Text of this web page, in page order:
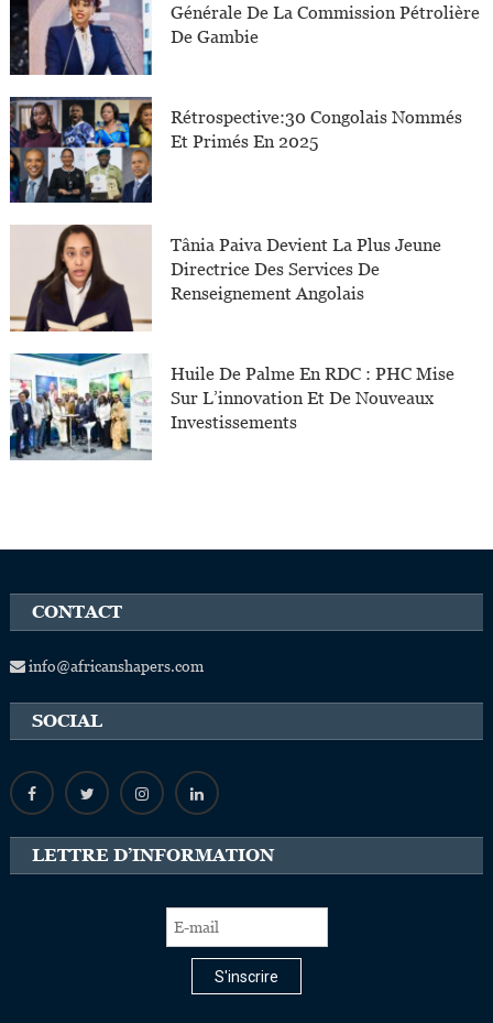
Générale De La Commission Pétrolière
De Gambie
Rétrospective:30 Congolais Nommés
Et Primés En 2025
Tânia Paiva Devient La Plus Jeune
Directrice Des Services De
Renseignement Angolais
Huile De Palme En RDC : PHC Mise
Sur L’innovation Et De Nouveaux
Investissements
CONTACT
info@africanshapers.com
SOCIAL
LETTRE D’INFORMATION
S'inscrire